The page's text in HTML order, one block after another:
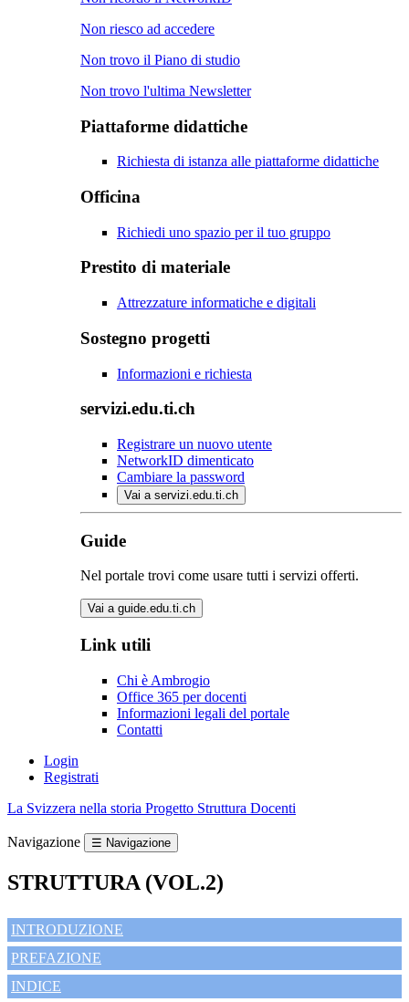
Non riesco ad accedere
Non trovo il Piano di studio
Non trovo l'ultima Newsletter
Piattaforme didattiche
Richiesta di istanza alle piattaforme didattiche
Officina
Richiedi uno spazio per il tuo gruppo
Prestito di materiale
Attrezzature informatiche e digitali
Sostegno progetti
Informazioni e richiesta
servizi.edu.ti.ch
Registrare un nuovo utente
NetworkID dimenticato
Cambiare la password
Vai a servizi.edu.ti.ch
Guide
Nel portale trovi come usare tutti i servizi offerti.
Vai a guide.edu.ti.ch
Link utili
Chi è Ambrogio
Office 365 per docenti
Informazioni legali del portale
Contatti
Login
Registrati
La Svizzera nella storia Progetto Struttura Docenti
Navigazione ☰ Navigazione
STRUTTURA (VOL.2)
INTRODUZIONE
PREFAZIONE
INDICE